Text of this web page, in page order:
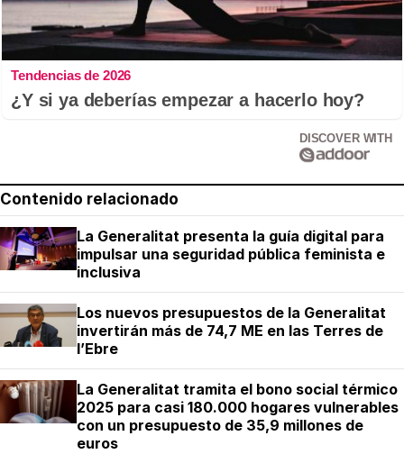
Tendencias de 2026
¿Y si ya deberías empezar a hacerlo hoy?
DISCOVER WITH
Contenido relacionado
La Generalitat presenta la guía digital para
impulsar una seguridad pública feminista e
inclusiva
Los nuevos presupuestos de la Generalitat
invertirán más de 74,7 ME en las Terres de
l’Ebre
La Generalitat tramita el bono social térmico
2025 para casi 180.000 hogares vulnerables
con un presupuesto de 35,9 millones de
euros